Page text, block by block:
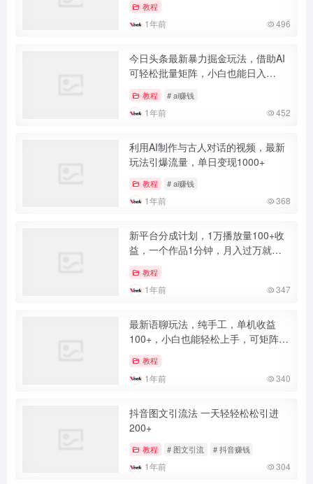
教程
1年前 496
今日头条最新暴力掘金玩法，借助AI
可轻松批量矩阵，小白也能日入
教程 # ai赚钱
1年前 452
利用AI制作与古人对话的视频，最新
玩法引爆流量，单日变现1000+
教程 # ai赚钱
1年前 368
新平台分成计划，1万播放量100+收
益，一个作品1分钟，月入过万就靠
教程
1年前 347
最新语聊玩法，纯手工，单机收益
100+，小白也能轻松上手，可矩阵操
教程
1年前 340
抖音图文引流法 一天轻轻松松引进
200+
教程 # 图文引流 # 抖音赚钱
1年前 304